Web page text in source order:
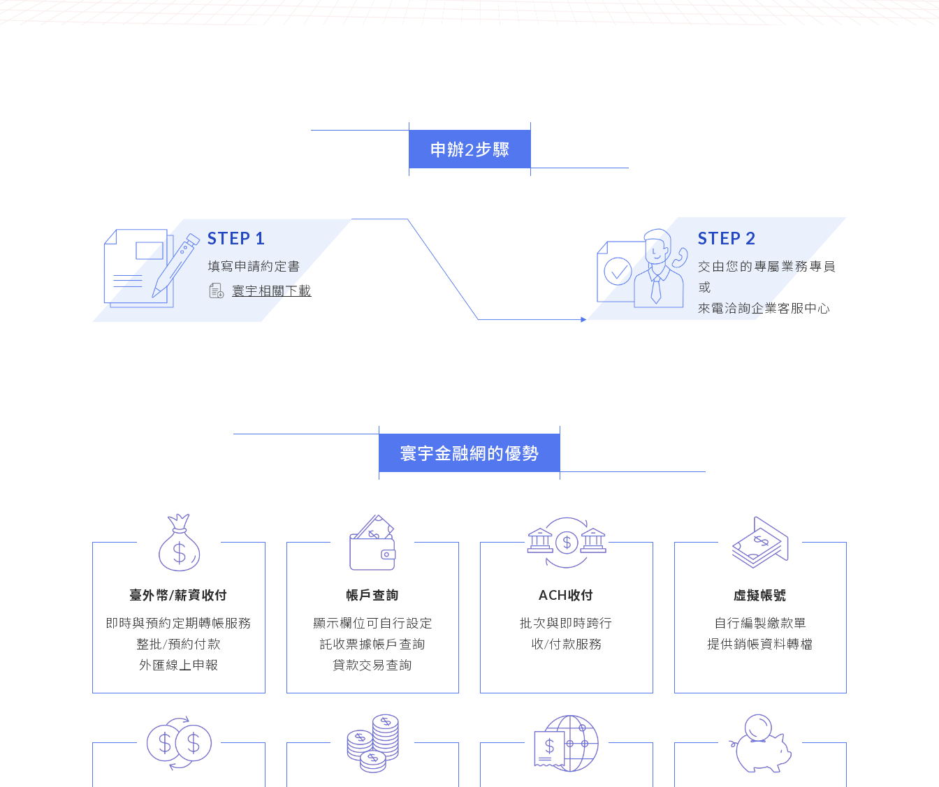
申辦2步驟
STEP 1
填寫申請約定書
寰宇相關下載
STEP 2
交由您的專屬業務專員
或
來電洽詢企業客服中心
寰宇金融網的優勢
臺外幣/薪資收付
即時與預約定期轉帳服務
整批/預約付款
外匯線上申報
帳戶查詢
顯示欄位可自行設定
託收票據帳戶查詢
貸款交易查詢
ACH收付
批次與即時跨行
收/付款服務
虛擬帳號
自行編製繳款單
提供銷帳資料轉檔